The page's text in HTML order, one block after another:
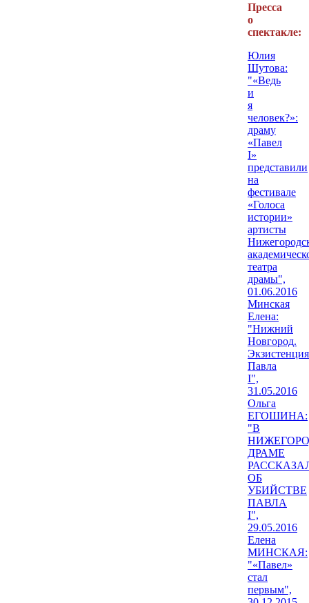
Пресса
о
спектакле:
Юлия
Шутова:
"«Ведь
и
я
человек?»:
драму
«Павел
I»
представили
на
фестивале
«Голоса
истории»
артисты
театра
драмы",
01.06.2016
Минская
Елена:
"Нижний
Новгород.
Экзистенция
Павла
I",
31.05.2016
Ольга
ЕГОШИНА:
"В
ДРАМЕ
ОБ
УБИЙСТВЕ
ПАВЛА
I",
29.05.2016
Елена
МИНСКАЯ:
"«Павел»
стал
первым",